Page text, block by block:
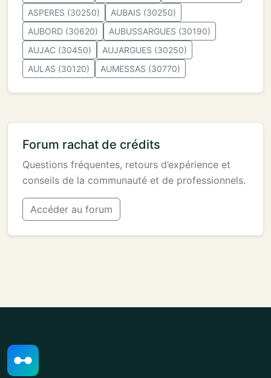
ASPERES (30250)
AUBAIS (30250)
AUBORD (30620)
AUBUSSARGUES (30190)
AUJAC (30450)
AUJARGUES (30250)
AULAS (30120)
AUMESSAS (30770)
Forum rachat de crédits
Questions fréquentes, retours d’expérience et
conseils de la communauté et de professionnels.
Accéder au forum